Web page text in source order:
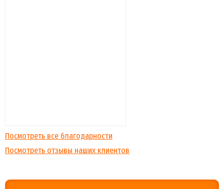
Посмотреть все благодарности
Посмотреть отзывы наших клиентов